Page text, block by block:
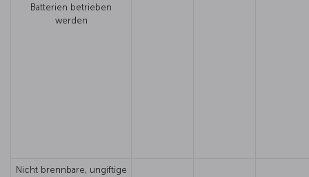
Batterien betrieben
werden
Nicht brennbare, ungiftige